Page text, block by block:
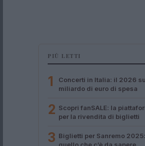
PIÙ LETTI
1
Concerti in Italia: il 2026
miliardo di euro di spesa
2 Scopri fanSALE: la
per la rivendita di biglietti
3 Biglietti per Sanremo